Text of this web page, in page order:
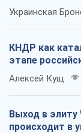
Украинская
КНДР как
этапе
Алексей Кущ
Выход в
происходит в